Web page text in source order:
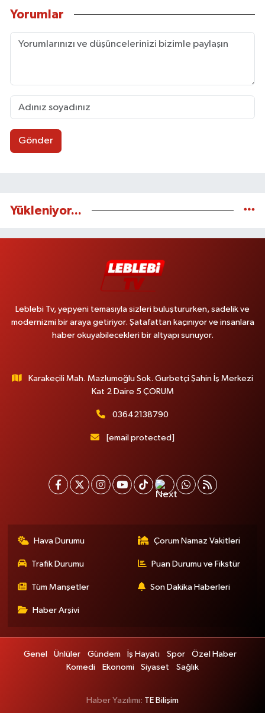
Yorumlar
Gönder
Yükleniyor...
Leblebi Tv, yepyeni temasıyla sizleri buluştururken, sadelik ve
modernizmi bir araya getiriyor. Şatafattan kaçınıyor ve insanlara
haber okuyabilecekleri bir altyapı sunuyor.
Karakeçili Mah. Mazlumoğlu Sok. Gurbetçi Şahin İş Merkezi
Kat 2 Daire 5 ÇORUM
03642138790
[email protected]
Hava Durumu Çorum Namaz Vakitleri
Trafik Durumu Puan Durumu ve Fikstür
Tüm Manşetler Son Dakika Haberleri
Haber Arşivi
Genel Ünlüler Gündem İş Hayatı Spor
Özel Haber
Komedi
Ekonomi Siyaset Sağlık
Haber Yazılımı: TE Bilişim